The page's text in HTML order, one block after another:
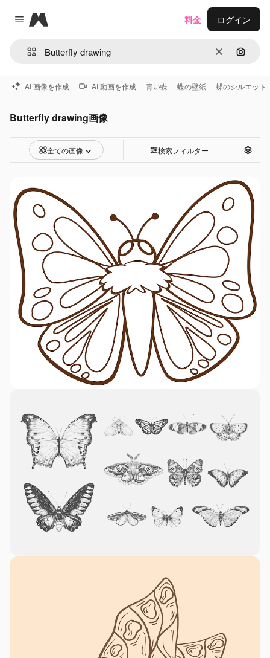
Close menu
Magnific
消去 画像で
料金 ログイン
AI 画像を作成 AI 動画を作成 青い蝶 蝶の壁紙 蝶のシルエット
Butterfly drawing画像
全ての画像 検索フィルター